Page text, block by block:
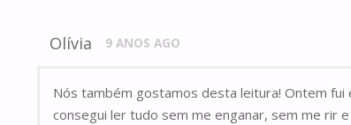
Olívia 9 ANOS AGO
Nós também gostamos desta leitura! Ontem fui
consegui ler tudo sem me enganar, sem me rir e